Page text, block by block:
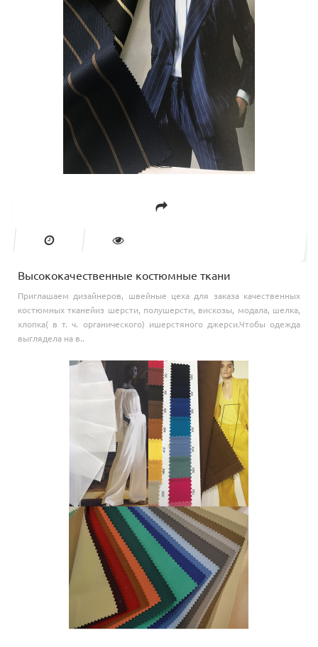
Высококачественные костюмные ткани
Приглашаем дизайнеров, швейные цеха для заказа качественных
костюмных тканейиз шерсти, полушерсти, вискозы, модала, шелка,
хлопка( в т. ч. органического) ишерстяного джерси.Чтобы одежда
выглядела на в..